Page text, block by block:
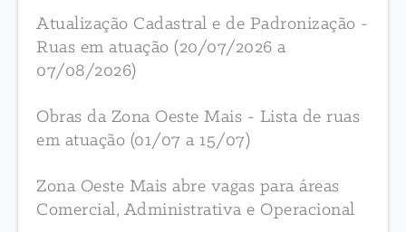
Atualização Cadastral e de Padronização -
Ruas em atuação (20/07/2026 a
07/08/2026)
Obras da Zona Oeste Mais - Lista de ruas
em atuação (01/07 a 15/07)
Zona Oeste Mais abre vagas para áreas
Comercial, Administrativa e Operacional